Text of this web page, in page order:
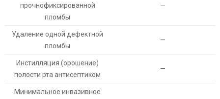
прочнофиксированной
пломбы
—
Удаление одной дефектной
пломбы
—
Инстилляция (орошение)
полости рта антисептиком
—
Минимальное инвазивное